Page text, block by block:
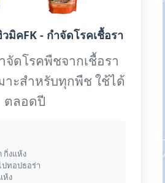
มิคFK - กำจัดโรคเชื้อรา
จัดโรคพืชจากเชื้อรา
าะสำหรับทุกพืช ใช้ได้
ตลอดปี
กิ่งแห้ง
ปทอปธอร่า
ห้ง